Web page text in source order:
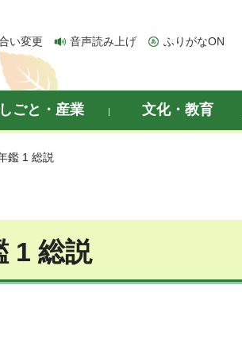
い変更 音声読み上げ ふりがなON
しごと・産業 文化・教育
鑑 1 総説
1 総説